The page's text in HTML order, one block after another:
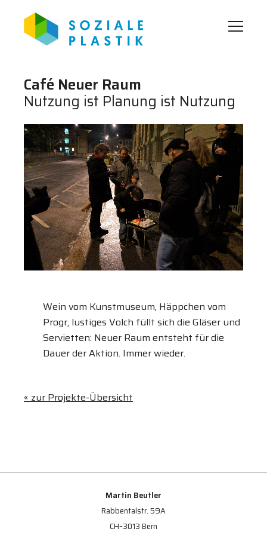
Café Neuer Raum
Nutzung ist Planung ist Nutzung
Wein vom Kunstmuseum, Häppchen vom
Progr, lustiges Volch füllt sich die Gläser und
Servietten: Neuer Raum entsteht für die
Dauer der Aktion. Immer wieder.
« zur Projekte-Übersicht
Martin Beutler
Rabbentalstr. 59A
CH–3013 Bern